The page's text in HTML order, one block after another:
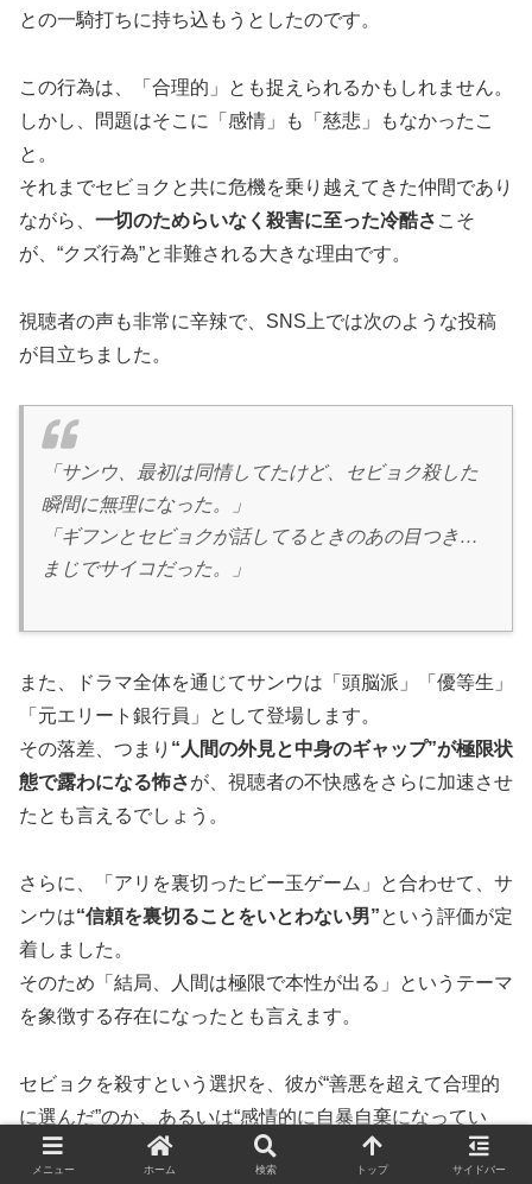
との一騎打ちに持ち込もうとしたのです。
この行為は、「合理的」とも捉えられるかもしれません。
しかし、問題はそこに「感情」も「慈悲」もなかったこ
と。
それまでセビョクと共に危機を乗り越えてきた仲間であり
ながら、 一切のためらいなく殺害に至った冷酷さ こそ
が、“クズ行為”と非難される大きな理由です。
視聴者の声も非常に辛辣で、SNS上では次のような投稿
が目立ちました。
「サンウ、最初は同情してたけど、セビョク殺した
瞬間に無理になった。」
「ギフンとセビョクが話してるときのあの目つき…
まじでサイコだった。」
また、ドラマ全体を通じてサンウは「頭脳派」「優等生」
「元エリート銀行員」として登場します。
その落差、つまり “人間の外見と中身のギャップ”が極限状
態で露わになる怖さが、視聴者の不快感をさらに加速させ
たとも言えるでしょう。
さらに、「アリを裏切ったビー玉ゲーム」と合わせて、サ
ンウは“信頼を裏切ることをいとわない男”という評価が定
着しました。
そのため「結局、人間は極限で本性が出る」というテーマ
を象徴する存在になったとも言えます。
セビョクを殺すという選択を、彼が“善悪を超えて合理的
に選んだ”のか、あるいは“感情的に自暴自棄になってい
た”のかは明言されていません。
メニュー ホーム 検索 トップ サイドバー